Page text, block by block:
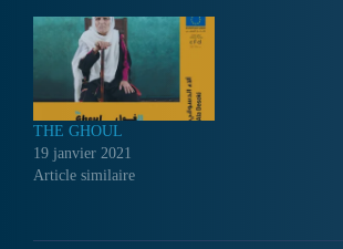
THE GHOUL
19 janvier 2021
Article similaire